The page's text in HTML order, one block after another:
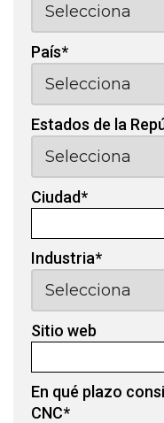
País*
Estados de la
Ciudad*
Industria*
Sitio web
En qué plazo
CNC*